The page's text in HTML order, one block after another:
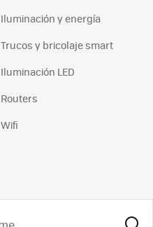
Iluminación y energía
Trucos y bricolaje smart
Iluminación LED
Routers
Wifi